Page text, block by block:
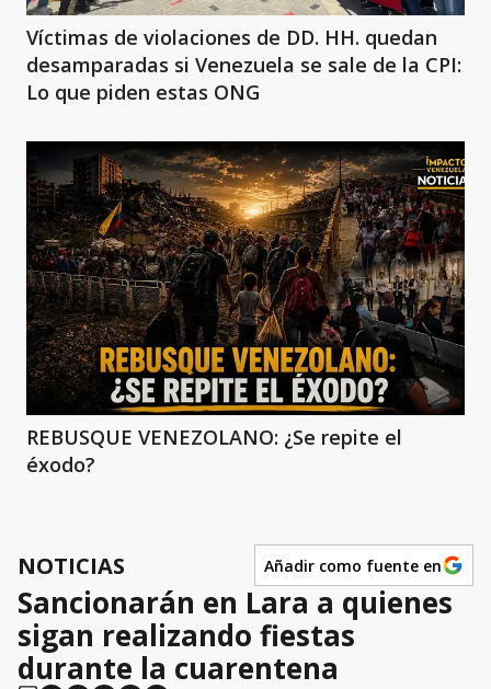
Víctimas de violaciones de DD. HH. quedan
desamparadas si Venezuela se sale de la CPI:
Lo que piden estas ONG
REBUSQUE VENEZOLANO: ¿Se repite el
éxodo?
NOTICIAS Añadir como fuente en
Sancionarán en Lara a quienes
sigan realizando fiestas
durante la cuarentena